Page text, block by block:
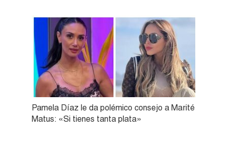
Pamela Díaz le da polémico consejo a Marité
Matus: «Si tienes tanta plata»